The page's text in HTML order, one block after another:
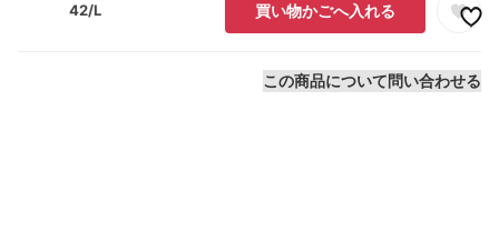
42/L 買い物かごへ入れる
この商品について問い合わせる